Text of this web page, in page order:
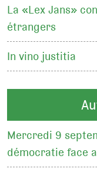
La «Lex Jans»
étrangers
In vino justitia
Mercredi 9
démocratie face